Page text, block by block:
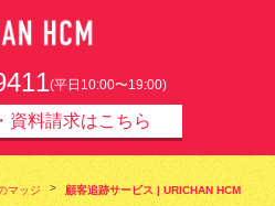
(平日10:00〜19:00)
資料請求はこちら
マッジ 顧客追跡サービス | URICHAN HCM